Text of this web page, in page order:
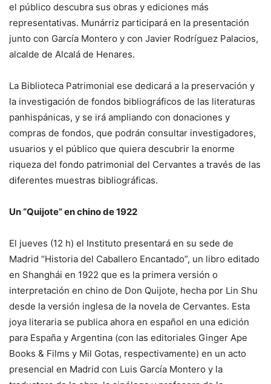
el público descubra sus obras y ediciones más
representativas. Munárriz participará en la presentación
junto con García Montero y con Javier Rodríguez Palacios,
alcalde de Alcalá de Henares.
La Biblioteca Patrimonial ese dedicará a la preservación y
la investigación de fondos bibliográficos de las literaturas
panhispánicas, y se irá ampliando con donaciones y
compras de fondos, que podrán consultar investigadores,
usuarios y el público que quiera descubrir la enorme
riqueza del fondo patrimonial del Cervantes a través de las
diferentes muestras bibliográficas.
Un “Quijote” en chino de 1922
El jueves (12 h) el Instituto presentará en su sede de
Madrid “Historia del Caballero Encantado”, un libro editado
en Shanghái en 1922 que es la primera versión o
interpretación en chino de Don Quijote, hecha por Lin Shu
desde la versión inglesa de la novela de Cervantes. Esta
joya literaria se publica ahora en español en una edición
para España y Argentina (con las editoriales Ginger Ape
Books & Films y Mil Gotas, respectivamente) en un acto
presencial en Madrid con Luis García Montero y la